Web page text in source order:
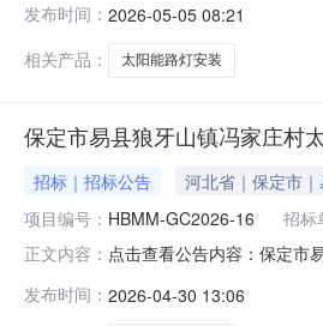
购项目资金落实情况：已落
及相关要求2.1采购
发布时间： 2026-05-05 08:21
相关产品：
太阳能路灯安装
保定市易县狼牙山镇冯家庄村
招标｜招标公告 河北省｜保定市
项目编号： HBMM-GC2026-16 招标
正文内容： 点击查看公告内容：保定市
发布时间： 2026-04-30 13:06